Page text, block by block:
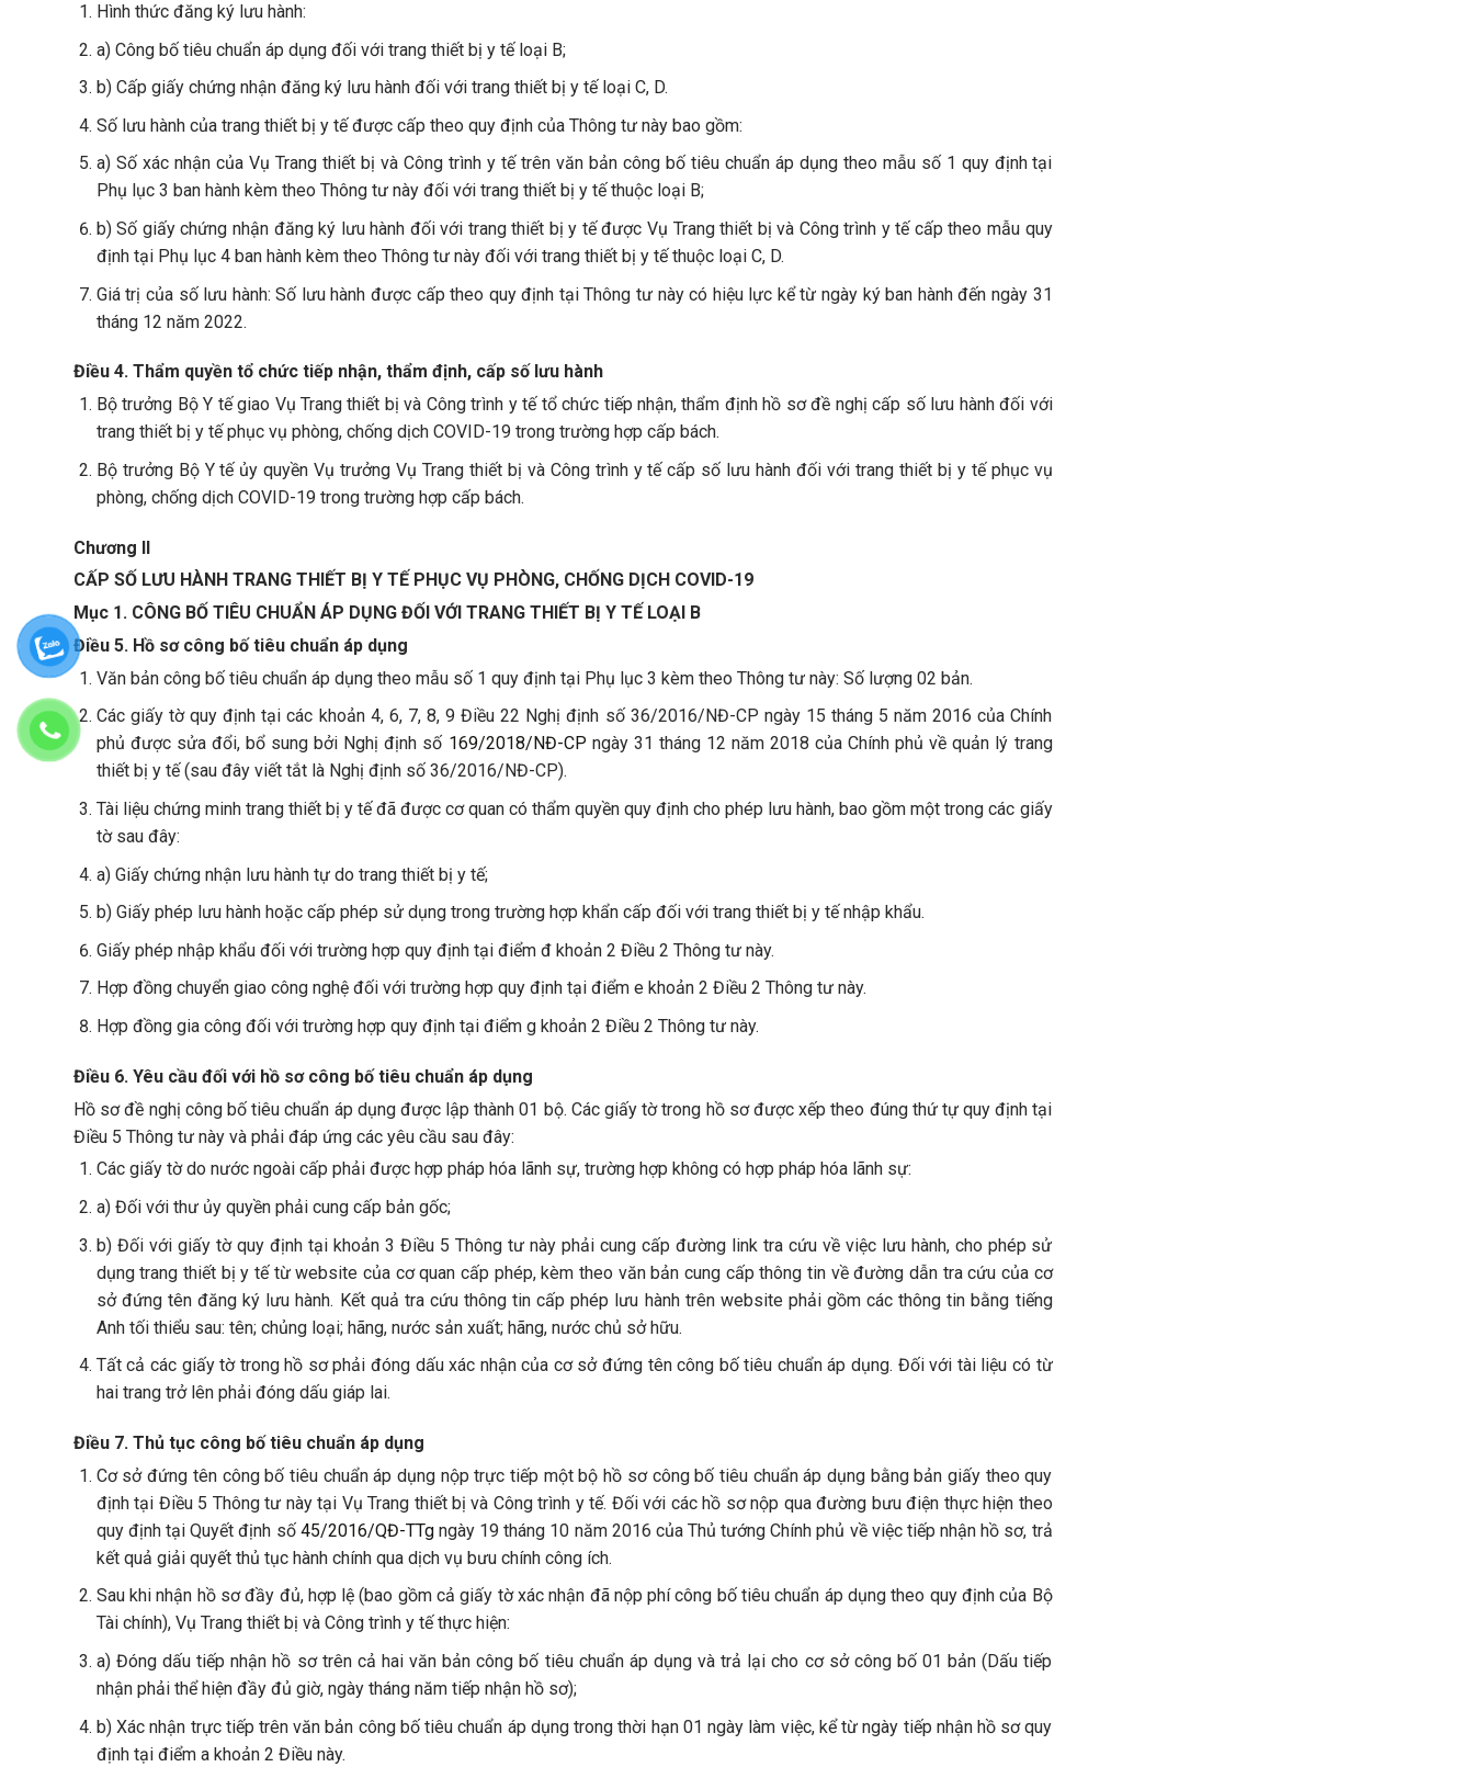
Hình thức đăng ký lưu hành:
a) Công bố tiêu chuẩn áp dụng đối với trang thiết bị y tế loại B;
b) Cấp giấy chứng nhận đăng ký lưu hành đối với trang thiết bị y tế loại C, D.
Số lưu hành của trang thiết bị y tế được cấp theo quy định của Thông tư này bao gồm:
a) Số xác nhận của Vụ Trang thiết bị và Công trình y tế trên văn bản công bố tiêu chuẩn áp dụng theo mẫu số 1 quy định tại
Phụ lục 3 ban hành kèm theo Thông tư này đối với trang thiết bị y tế thuộc loại B;
b) Số giấy chứng nhận đăng ký lưu hành đối với trang thiết bị y tế được Vụ Trang thiết bị và Công trình y tế cấp theo mẫu quy
định tại Phụ lục 4 ban hành kèm theo Thông tư này đối với trang thiết bị y tế thuộc loại C, D.
Giá trị của số lưu hành: Số lưu hành được cấp theo quy định tại Thông tư này có hiệu lực kể từ ngày ký ban hành đến ngày 31
tháng 12 năm 2022.
Điều 4. Thẩm quyền tổ chức tiếp nhận, thẩm định, cấp số lưu hành
Bộ trưởng Bộ Y tế giao Vụ Trang thiết bị và Công trình y tế tổ chức tiếp nhận, thẩm định hồ sơ đề nghị cấp số lưu hành đối với
trang thiết bị y tế phục vụ phòng, chống dịch COVID-19 trong trường hợp cấp bách.
Bộ trưởng Bộ Y tế ủy quyền Vụ trưởng Vụ Trang thiết bị và Công trình y tế cấp số lưu hành đối với trang thiết bị y tế phục vụ
phòng, chống dịch COVID-19 trong trường hợp cấp bách.
Chương II
CẤP SỐ LƯU HÀNH TRANG THIẾT BỊ Y TẾ PHỤC VỤ PHÒNG, CHỐNG DỊCH COVID-19
Mục 1. CÔNG BỐ TIÊU CHUẨN ÁP DỤNG ĐỐI VỚI TRANG THIẾT BỊ Y TẾ LOẠI B
Điều 5. Hồ sơ công bố tiêu chuẩn áp dụng
Văn bản công bố tiêu chuẩn áp dụng theo mẫu số 1 quy định tại Phụ lục 3 kèm theo Thông tư này: Số lượng 02 bản.
Các giấy tờ quy định tại các khoản 4, 6, 7, 8, 9 Điều 22 Nghị định số 36/2016/NĐ-CP ngày 15 tháng 5 năm 2016 của Chính
phủ được sửa đổi, bổ sung bởi Nghị định số 169/2018/NĐ-CP ngày 31 tháng 12 năm 2018 của Chính phủ về quản lý trang
thiết bị y tế (sau đây viết tắt là Nghị định số 36/2016/NĐ-CP).
Tài liệu chứng minh trang thiết bị y tế đã được cơ quan có thẩm quyền quy định cho phép lưu hành, bao gồm một trong các giấy
tờ sau đây:
a) Giấy chứng nhận lưu hành tự do trang thiết bị y tế;
b) Giấy phép lưu hành hoặc cấp phép sử dụng trong trường hợp khẩn cấp đối với trang thiết bị y tế nhập khẩu.
Giấy phép nhập khẩu đối với trường hợp quy định tại điểm đ khoản 2 Điều 2 Thông tư này.
Hợp đồng chuyển giao công nghệ đối với trường hợp quy định tại điểm e khoản 2 Điều 2 Thông tư này.
Hợp đồng gia công đối với trường hợp quy định tại điểm g khoản 2 Điều 2 Thông tư này.
Điều 6. Yêu cầu đối với hồ sơ công bố tiêu chuẩn áp dụng
Hồ sơ đề nghị công bố tiêu chuẩn áp dụng được lập thành 01 bộ. Các giấy tờ trong hồ sơ được xếp theo đúng thứ tự quy định tại
Điều 5 Thông tư này và phải đáp ứng các yêu cầu sau đây:
Các giấy tờ do nước ngoài cấp phải được hợp pháp hóa lãnh sự, trường hợp không có hợp pháp hóa lãnh sự:
a) Đối với thư ủy quyền phải cung cấp bản gốc;
b) Đối với giấy tờ quy định tại khoản 3 Điều 5 Thông tư này phải cung cấp đường link tra cứu về việc lưu hành, cho phép sử
dụng trang thiết bị y tế từ website của cơ quan cấp phép, kèm theo văn bản cung cấp thông tin về đường dẫn tra cứu của cơ
sở đứng tên đăng ký lưu hành. Kết quả tra cứu thông tin cấp phép lưu hành trên website phải gồm các thông tin bằng tiếng
Anh tối thiểu sau: tên; chủng loại; hãng, nước sản xuất; hãng, nước chủ sở hữu.
Tất cả các giấy tờ trong hồ sơ phải đóng dấu xác nhận của cơ sở đứng tên công bố tiêu chuẩn áp dụng. Đối với tài liệu có từ
hai trang trở lên phải đóng dấu giáp lai.
Điều 7. Thủ tục công bố tiêu chuẩn áp dụng
Cơ sở đứng tên công bố tiêu chuẩn áp dụng nộp trực tiếp một bộ hồ sơ công bố tiêu chuẩn áp dụng bằng bản giấy theo quy
định tại Điều 5 Thông tư này tại Vụ Trang thiết bị và Công trình y tế. Đối với các hồ sơ nộp qua đường bưu điện thực hiện theo
quy định tại Quyết định số 45/2016/QĐ-TTgngày 19 tháng 10 năm 2016 của Thủ tướng Chính phủ về việc tiếp nhận hồ sơ, trả
kết quả giải quyết thủ tục hành chính qua dịch vụ bưu chính công ích.
Sau khi nhận hồ sơ đầy đủ, hợp lệ (bao gồm cả giấy tờ xác nhận đã nộp phí công bố tiêu chuẩn áp dụng theo quy định của Bộ
Tài chính), Vụ Trang thiết bị và Công trình y tế thực hiện:
a) Đóng dấu tiếp nhận hồ sơ trên cả hai văn bản công bố tiêu chuẩn áp dụng và trả lại cho cơ sở công bố 01 bản (Dấu tiếp
nhận phải thể hiện đầy đủ giờ, ngày tháng năm tiếp nhận hồ sơ);
b) Xác nhận trực tiếp trên văn bản công bố tiêu chuẩn áp dụng trong thời hạn 01 ngày làm việc, kể từ ngày tiếp nhận hồ sơ quy
định tại điểm a khoản 2 Điều này.